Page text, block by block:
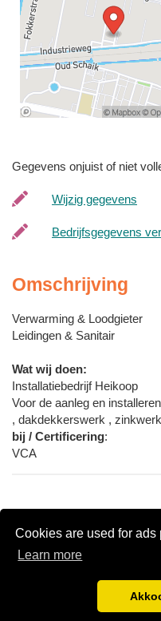
Cookies are used for ads
Learn more
Gegevens onjuist of niet
Wijzig gegevens
Bedrijfsgegevens
Omschrijving
Verwarming & Loodgieter
Leidingen & Sanitair
Wat wij doen:
Installatiebedrijf Heikoop
Voor de aanleg en
, dakdekkerswerk ,
bij / Certificering:
VCA
Partners
Gratis Loodgieter